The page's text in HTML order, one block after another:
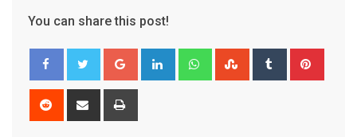
You can share this post!
Google+ LinkedIn WhatsappStumbleUpon
Tumblr
Reddit
Share